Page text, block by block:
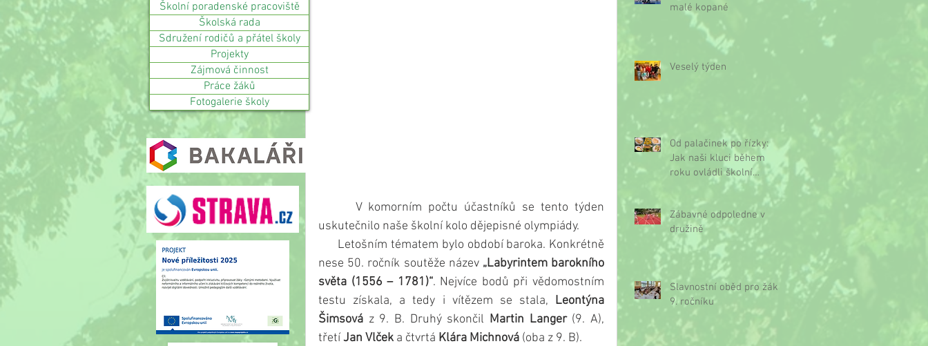
uskutečnilo naše školní kolo dějepisné olympiády.
nese 50. ročník soutěže název „Labyrintem barokního
světa (1556 – 1781)“. Nejvíce bodů při vědomostním
testu získala, a tedy i vítězem se stala, Leontýna
Šimsová z 9. B. Druhý skončil Martin Langer (9. A),
třetí Jan Vlček a čtvrtá Klára Michnová (oba z 9. B).
malé kopané
Veselý týden
Od palačinek po řízky:
Jak naši kluci během
roku ovládli školní
Zábavné odpoledne v
družině
Slavnostní oběd pro žáky
9. ročníku
Školní poradenské pracoviště
Školská rada
Sdružení rodičů a přátel školy
Projekty
Zájmová činnost
Práce žáků
Fotogalerie školy